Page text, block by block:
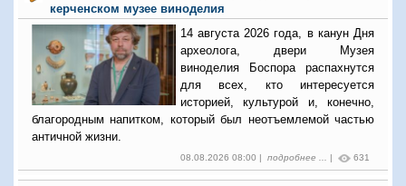
керченском музее виноделия
14 августа 2026 года, в канун Дня
археолога, двери Музея
виноделия Боспора распахнутся
для всех, кто интересуется
историей, культурой и, конечно,
благородным напитком, который был неотъемлемой частью
античной жизни.
08.08.2026 08:00 | подробнее ... | 631